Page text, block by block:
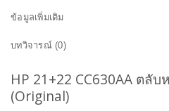
ข้อมูลเพิ่มเติม
บทวิจารณ์ (0)
HP 21+22 CC630AA ตลับ
(Original)